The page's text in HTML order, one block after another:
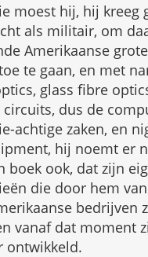
moest hij, hij kreeg
als militair, om
Amerikaanse grote
te gaan, en met
glass fibre
dus de
achtige zaken, en
hij noemt er
boek ook, dat zijn
die door hem van
bedrijven
vanaf dat moment
ontwikkeld.